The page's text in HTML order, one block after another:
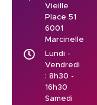
Vieille
Place 51
6001
Marcinelle
Lundi -
Vendredi
: 8h30 -
16h30
Samedi